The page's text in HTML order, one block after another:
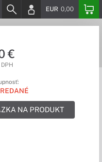
EUR 0,00
€
NA PRODUKT